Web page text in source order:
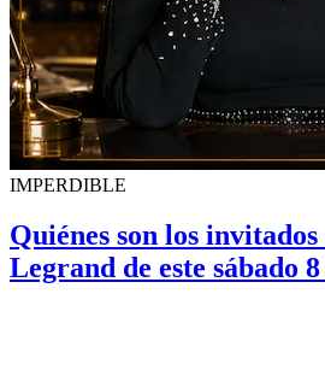
IMPERDIBLE
Quiénes son los
Legrand de este sábado